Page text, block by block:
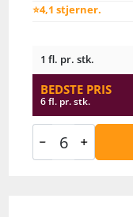
⭐4,1 stjerner.
1 fl. pr. stk.
BEDSTE PRIS
6 fl. pr. stk.